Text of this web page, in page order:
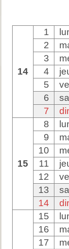
14
1
2
3
4
5
6
7
15
8
9
10
11
12
13
14
15
16
17